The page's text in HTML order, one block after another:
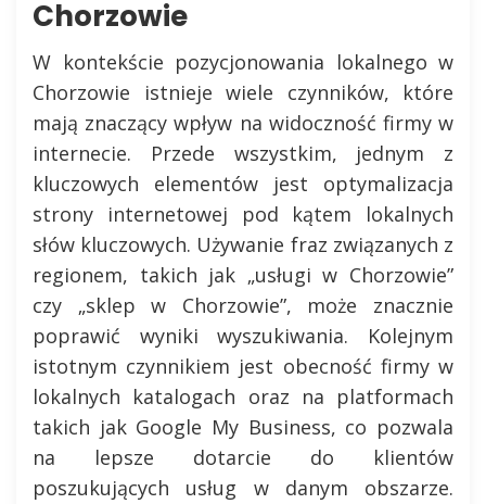
Chorzowie
W kontekście pozycjonowania lokalnego w
Chorzowie istnieje wiele czynników, które
mają znaczący wpływ na widoczność firmy w
internecie. Przede wszystkim, jednym z
kluczowych elementów jest optymalizacja
strony internetowej pod kątem lokalnych
słów kluczowych. Używanie fraz związanych z
regionem, takich jak „usługi w Chorzowie”
czy „sklep w Chorzowie”, może znacznie
poprawić wyniki wyszukiwania. Kolejnym
istotnym czynnikiem jest obecność firmy w
lokalnych katalogach oraz na platformach
takich jak Google My Business, co pozwala
na lepsze dotarcie do klientów
poszukujących usług w danym obszarze.